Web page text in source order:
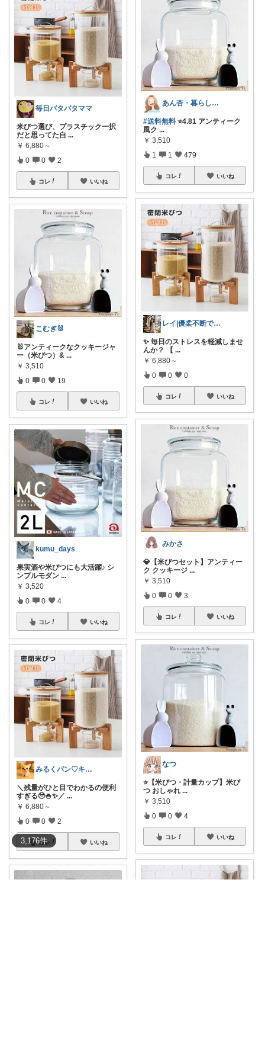
3,176件
毎日バタバタママ
米びつ選び、プラスチック一択
だと思ってた自 ...
￥ 6,880～
0 0 2
コレ いいね
こむぎ🐰
🐰アンティークなクッキージャ
ー（米びつ）& ...
￥ 3,510
0 0 19
コレ いいね
kumu_days
果実酒や米びつにも大活躍♪ シ
ンプルモダン ...
￥ 3,520
0 0 4
コレ いいね
みるくパン♡キッチンルーム
＼残量がひと目でわかるの便利
すぎる🥹🍚✨／ ...
￥ 6,880～
0 0 2
コレ いいね
あん杏・暮らしの中にあったらいいなを🌿
#送料無料 ⭐️4.81 アンティーク
風ク ...
￥ 3,510
1 1 479
コレ いいね
レイ|優柔不断で選べない🥲
✨ 毎日のストレスを軽減しませ
んか？ 【 ...
￥ 6,880～
0 0 0
コレ いいね
みかさ
💎【米びつセット】アンティー
ク クッキージ ...
￥ 3,510
0 0 3
コレ いいね
なつ
⭐️【米びつ・計量カップ】米び
つ おしゃれ ...
￥ 3,510
0 0 4
コレ いいね